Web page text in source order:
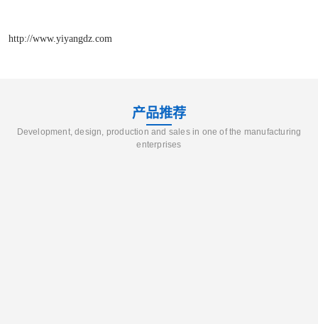
http://www.yiyangdz.com
产品推荐
Development, design, production and sales in one of the manufacturing
enterprises